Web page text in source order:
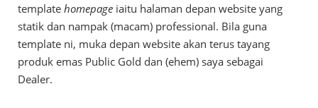
template homepage iaitu halaman depan website yang
statik dan nampak (macam) professional. Bila guna
template ni, muka depan website akan terus tayang
produk emas Public Gold dan (ehem) saya sebagai
Dealer.